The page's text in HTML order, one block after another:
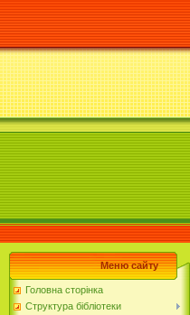
Меню сайту
Головна сторінка
Структура бібліотеки